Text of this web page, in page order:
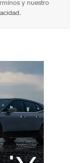
y nuestro
.